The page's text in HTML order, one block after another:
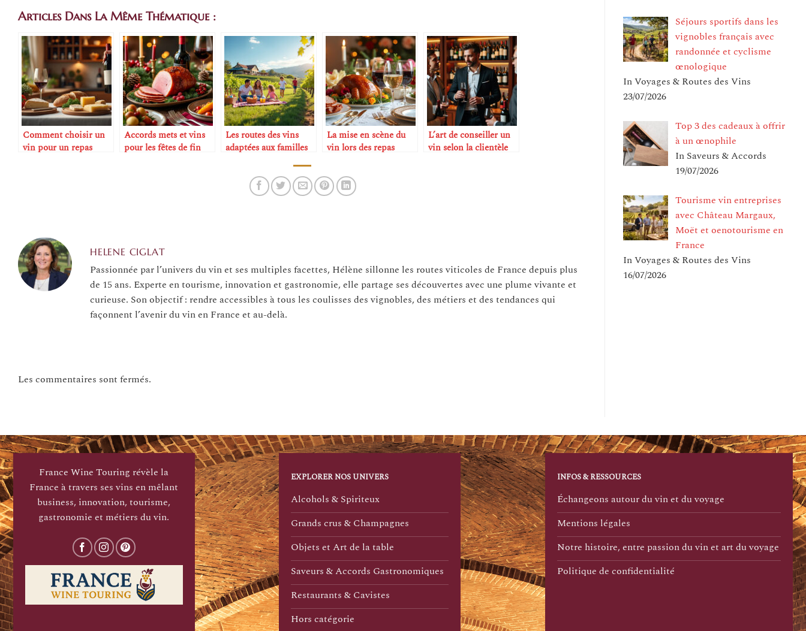
Articles Dans La Même Thématique :
Comment choisir un
vin pour un repas
Accords mets et vins
pour les fêtes de fin
Les routes des vins
adaptées aux familles
La mise en scène du
vin lors des repas
L’art de conseiller un
vin selon la clientèle
HELENE CIGLAT
Passionnée par l’univers du vin et ses multiples facettes, Hélène sillonne les routes viticoles de France depuis plus
de 15 ans. Experte en tourisme, innovation et gastronomie, elle partage ses découvertes avec une plume vivante et
curieuse. Son objectif : rendre accessibles à tous les coulisses des vignobles, des métiers et des tendances qui
façonnent l’avenir du vin en France et au-delà.
Les commentaires sont fermés.
Séjours sportifs dans les
vignobles français avec
randonnée et cyclisme
œnologique
In Voyages & Routes des Vins
23/07/2026
Top 3 des cadeaux à offrir
à un œnophile
In Saveurs & Accords
19/07/2026
Tourisme vin entreprises
avec Château Margaux,
Moët et oenotourisme en
France
In Voyages & Routes des Vins
16/07/2026
France Wine Touring révèle la
France à travers ses vins en mêlant
business, innovation, tourisme,
gastronomie et métiers du vin.
EXPLORER NOS UNIVERS
Alcohols & Spiriteux
Grands crus & Champagnes
Objets et Art de la table
Saveurs & Accords Gastronomiques
Restaurants & Cavistes
Hors catégorie
INFOS & RESSOURCES
Échangeons autour du vin et du voyage
Mentions légales
Notre histoire, entre passion du vin et art du voyage
Politique de confidentialité